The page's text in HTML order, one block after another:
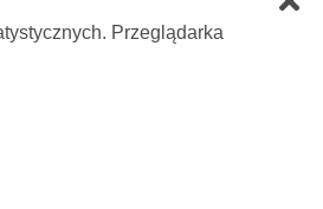
Przeglądarka